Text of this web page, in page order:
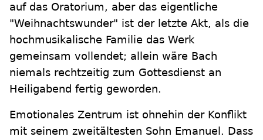
auf das Oratorium, aber das eigentliche
"Weihnachtswunder" ist der letzte Akt, als die
hochmusikalische Familie das Werk
gemeinsam vollendet; allein wäre Bach
niemals rechtzeitig zum Gottesdienst an
Heiligabend fertig geworden.
Emotionales Zentrum ist ohnehin der Konflikt
mit seinem zweitältesten Sohn Emanuel. Dass